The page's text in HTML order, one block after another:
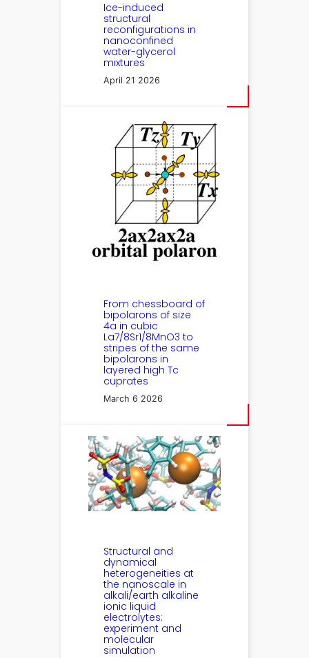
Ice-induced
structural
reconfigurations in
nanoconfined
water-glycerol
mixtures
April 21 2026
From chessboard of
bipolarons of size
4a in cubic
La7/8Sr1/8MnO3 to
stripes of the same
bipolarons in
layered high Tc
cuprates
March 6 2026
Structural and
dynamical
heterogeneities at
the nanoscale in
alkali/earth alkaline
ionic liquid
electrolytes:
experiment and
molecular
simulation